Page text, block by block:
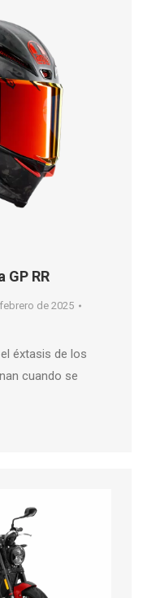
GP RR
de 2025
éxtasis de los
cuando se